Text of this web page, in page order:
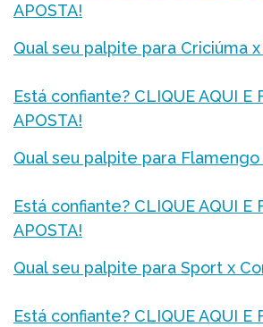
APOSTA!
Qual seu palpite para Criciúma
Está confiante? CLIQUE AQUI E
APOSTA!
Qual seu palpite para
Está confiante? CLIQUE AQUI E
APOSTA!
Qual seu palpite para Sport x
Está confiante? CLIQUE AQUI E